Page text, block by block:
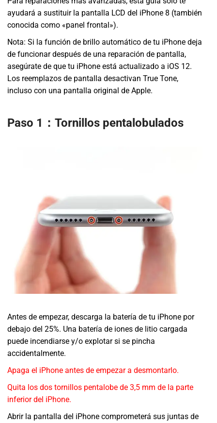
ayudará a sustituir la pantalla LCD del iPhone 8 (también
conocida como «panel frontal»).
Nota: Si la función de brillo automático de tu iPhone deja
de funcionar después de una reparación de pantalla,
asegúrate de que tu iPhone está actualizado a iOS 12.
Los reemplazos de pantalla desactivan True Tone,
incluso con una pantalla original de Apple.
Paso 1：Tornillos pentalobulados
Antes de empezar, descarga la batería de tu iPhone por
debajo del 25%. Una batería de iones de litio cargada
puede incendiarse y/o explotar si se pincha
accidentalmente.
Apaga el iPhone antes de empezar a desmontarlo.
Quita los dos tornillos pentalobe de 3,5 mm de la parte
inferior del iPhone.
Abrir la pantalla del iPhone comprometerá sus juntas de